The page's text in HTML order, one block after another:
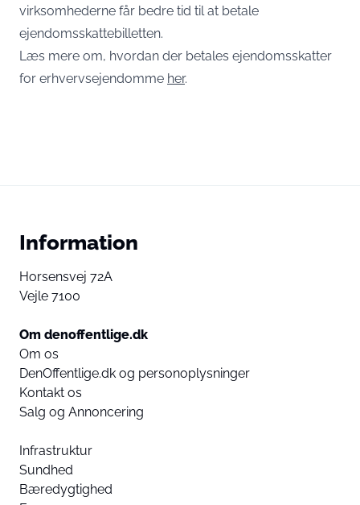
virksomhederne får bedre tid til at betale
ejendomsskattebilletten.
Læs mere om, hvordan der betales ejendomsskatter
for erhvervsejendomme her.
Information
Horsensvej 72A
Vejle 7100
Om denoffentlige.dk
Om os
DenOffentlige.dk og personoplysninger
Kontakt os
Salg og Annoncering
Infrastruktur
Sundhed
Bæredygtighed